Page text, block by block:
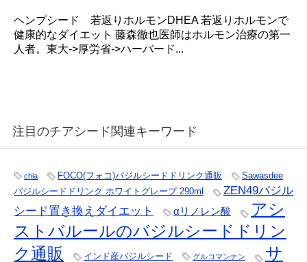
ヘンプシード 若返りホルモンDHEA 若返りホルモンで
健康的なダイエット 藤森徹也医師はホルモン治療の第一
人者。東大->厚労省->ハーバード...
注目のチアシード関連キーワード
chia FOCO(フォコ)バジルシードドリンク通販
Sawasdee
バジルシードドリンク ホワイトグレープ 290ml
ZEN49バジル
シード置き換えダイエット
αリノレン酸
アシ
ストバルールのバジルシードドリン
ク通販
インド産バジルシード グルコマンナン
サ